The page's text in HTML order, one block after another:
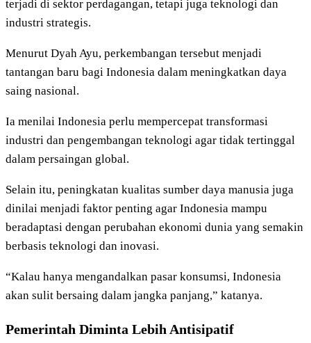
terjadi di sektor perdagangan, tetapi juga teknologi dan
industri strategis.
Menurut Dyah Ayu, perkembangan tersebut menjadi
tantangan baru bagi Indonesia dalam meningkatkan daya
saing nasional.
Ia menilai Indonesia perlu mempercepat transformasi
industri dan pengembangan teknologi agar tidak tertinggal
dalam persaingan global.
Selain itu, peningkatan kualitas sumber daya manusia juga
dinilai menjadi faktor penting agar Indonesia mampu
beradaptasi dengan perubahan ekonomi dunia yang semakin
berbasis teknologi dan inovasi.
“Kalau hanya mengandalkan pasar konsumsi, Indonesia
akan sulit bersaing dalam jangka panjang,” katanya.
Pemerintah Diminta Lebih Antisipatif